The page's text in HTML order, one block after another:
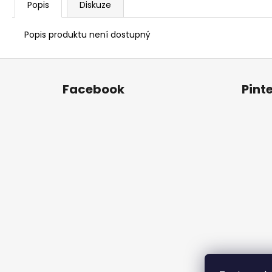
Popis Diskuze
Popis produktu není dostupný
Facebook